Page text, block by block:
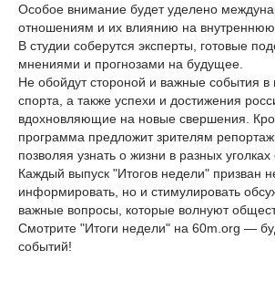
Особое внимание будет уделено
отношениям и их влиянию на внутреннюю
В студии соберутся эксперты, готовые
мнениями и прогнозами на будущее.
Не обойдут стороной и важные события в
спорта, а также успехи и достижения
вдохновляющие на новые свершения.
программа предложит зрителям
позволяя узнать о жизни в разных уголках
Каждый выпуск "Итогов недели" призван
информировать, но и стимулировать
важные вопросы, которые волнуют
Смотрите "Итоги недели" на 60m.org —
событий!